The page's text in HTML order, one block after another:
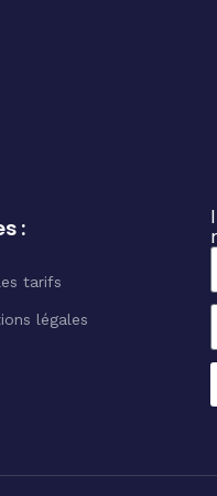
:
tarifs
légales